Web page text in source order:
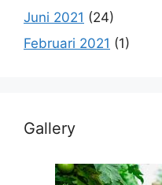
Juni 2021 (24)
Februari 2021 (1)
Gallery